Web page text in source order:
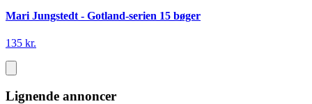
Mari Jungstedt - Gotland-serien 15 bøger
135 kr.
Lignende annoncer